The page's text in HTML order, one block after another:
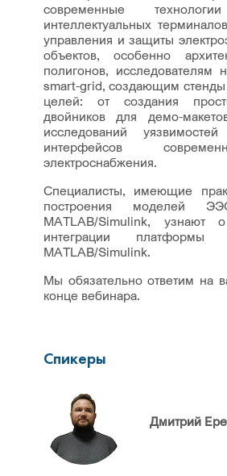
современные
интеллектуальных
управления и защиты
объектов, особенно
полигонов, исследователям
smart-grid, создающим
целей: от создания
двойников для демо-
исследований
интерфейсов
электроснабжения.
Специалисты, имеющие
построения моделей
MATLAB/Simulink, узнают
интеграции платформы
MATLAB/Simulink.
Мы обязательно ответим на
конце вебинара.
Спикеры
Дмитрий